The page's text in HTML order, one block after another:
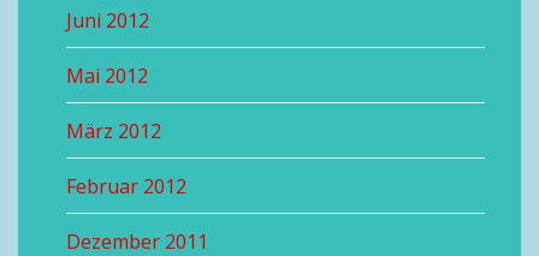
Juni 2012
Mai 2012
März 2012
Februar 2012
Dezember 2011